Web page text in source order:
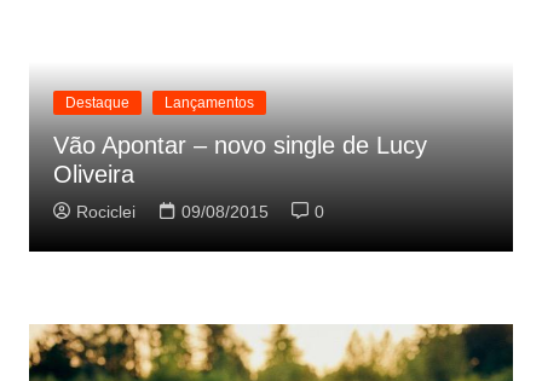
Destaque Lançamentos
Vão Apontar – novo single de Lucy
Oliveira
Rociclei 09/08/2015 0